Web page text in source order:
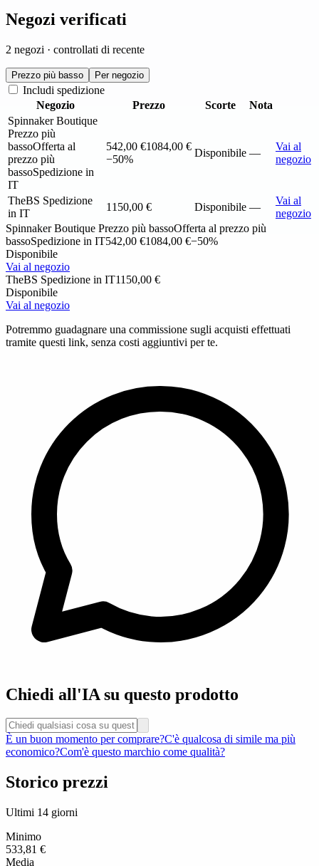
Negozi verificati
2 negozi · controllati di recente
Prezzo più basso Per negozio
Includi spedizione
Negozio
Prezzo Scorte
Nota
Spinnaker Boutique
Prezzo più
bassoOfferta al
prezzo più
bassoSpedizione in
IT
542,00 €1084,00 €
−50%
Disponibile —
Vai al
negozio
TheBS Spedizione
in IT
1150,00 € Disponibile —
Vai al
negozio
Spinnaker Boutique Prezzo più bassoOfferta al prezzo più
bassoSpedizione in IT542,00 €1084,00 €−50%
Disponibile
Vai al negozio
TheBS Spedizione in IT1150,00 €
Disponibile
Vai al negozio
Potremmo guadagnare una commissione sugli acquisti effettuati
tramite questi link, senza costi aggiuntivi per te.
Chiedi all'IA su questo prodotto
È un buon momento per comprare?C'è qualcosa di simile ma più
economico?Com'è questo marchio come qualità?
Storico prezzi
Ultimi 14 giorni
Minimo
533,81 €
Media